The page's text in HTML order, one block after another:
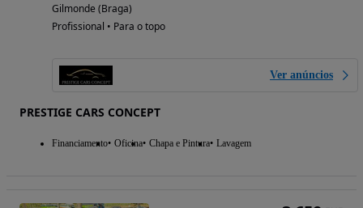
Gilmonde (Braga)
Profissional • Para o topo
Ver anúncios
PRESTIGE CARS CONCEPT
Financiamento Oficina Chapa e Pintura Lavagem